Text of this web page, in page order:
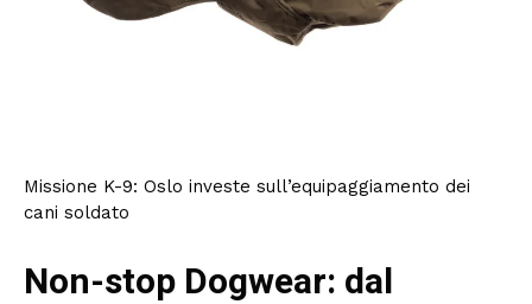
Missione K-9: Oslo investe sull’equipaggiamento dei
cani soldato
Non-stop Dogwear: dal